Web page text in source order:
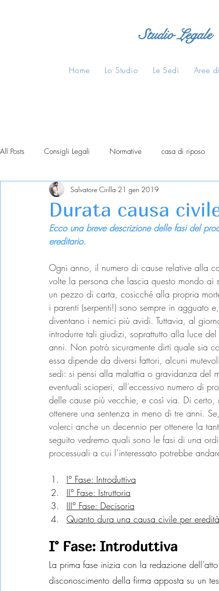
Studio Legale
Home Lo Studio Le Sedi Aree
All Posts Consigli Legali Normative casa di riposo
Durata causa
Salvatore Cirilla 21 gen 2019
Ecco una breve descrizione delle fasi del
ereditario.
Ogni anno, il numero di cause relative alla
volte la persona che lascia questo mondo
un pezzo di carta, cosicché alla propria
i parenti (serpenti!) sono sempre in agguato
diventano i nemici più avidi. Tuttavia, al
introdurre tali giudizi, soprattutto alla luce
anni. Non potrò sicuramente dirti quale sia
essa dipende da diversi fattori, alcuni
sedi: si pensi alla malattia o gravidanza del
eventuali scioperi, all’eccessivo numero di
delle cause più vecchie, e così via. Di
ottenere una sentenza in meno di tre anni.
volerci anche un decennio per ottenere la
seguito vedremo quali sono le fasi di una
processuali a cui l’interessato potrebbe
I° Fase: Introduttiva
II° Fase: Istruttoria
III° Fase: Decisoria
Quanto dura una causa civile per
I° Fase: Introduttiva
La prima fase inizia con la redazione
disconoscimento della firma apposta su un